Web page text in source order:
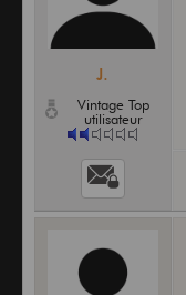
J.
Vintage Top
utilisateur